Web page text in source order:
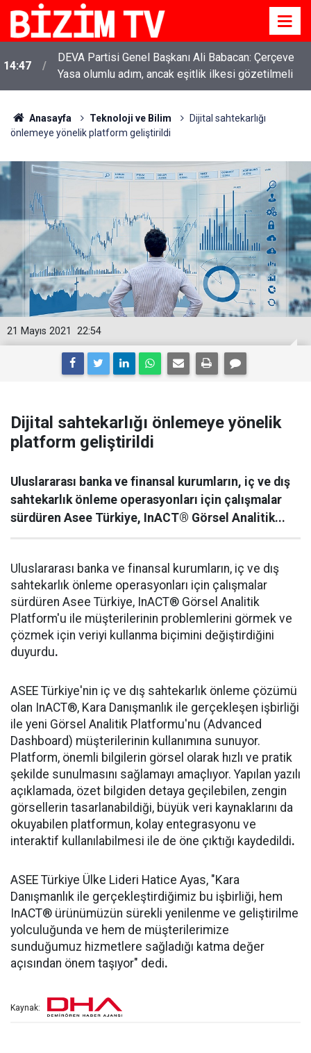
14:47
DEVA Partisi Genel Başkanı Ali Babacan: Çerçeve
Yasa olumlu adım, ancak eşitlik ilkesi gözetilmeli
Anasayfa Teknoloji ve Bilim
Dijital sahtekarlığı
önlemeye yönelik platform geliştirildi
22:54
21 Mayıs 2021
Dijital sahtekarlığı önlemeye yönelik
platform geliştirildi
Uluslararası banka ve finansal kurumların, iç ve dış
sahtekarlık önleme operasyonları için çalışmalar
sürdüren Asee Türkiye, InACT® Görsel Analitik...
Uluslararası banka ve finansal kurumların, iç ve dış
sahtekarlık önleme operasyonları için çalışmalar
sürdüren Asee Türkiye, InACT® Görsel Analitik
Platform'u ile müşterilerinin problemlerini görmek ve
çözmek için veriyi kullanma biçimini değiştirdiğini
duyurdu.
ASEE Türkiye'nin iç ve dış sahtekarlık önleme çözümü
olan InACT®, Kara Danışmanlık ile gerçekleşen işbirliği
ile yeni Görsel Analitik Platformu'nu (Advanced
Dashboard) müşterilerinin kullanımına sunuyor.
Platform, önemli bilgilerin görsel olarak hızlı ve pratik
şekilde sunulmasını sağlamayı amaçlıyor. Yapılan yazılı
açıklamada, özet bilgiden detaya geçilebilen, zengin
görsellerin tasarlanabildiği, büyük veri kaynaklarını da
okuyabilen platformun, kolay entegrasyonu ve
interaktif kullanılabilmesi ile de öne çıktığı kaydedildi.
ASEE Türkiye Ülke Lideri Hatice Ayas, "Kara
Danışmanlık ile gerçekleştirdiğimiz bu işbirliği, hem
InACT® ürünümüzün sürekli yenilenme ve geliştirilme
yolculuğunda ve hem de müşterilerimize
sunduğumuz hizmetlere sağladığı katma değer
açısından önem taşıyor" dedi.
Kaynak: